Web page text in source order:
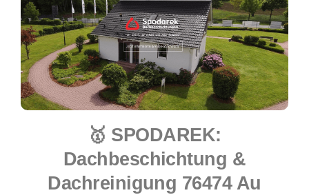
🥇 SPODAREK:
Dachbeschichtung &
Dachreinigung 76474 Au